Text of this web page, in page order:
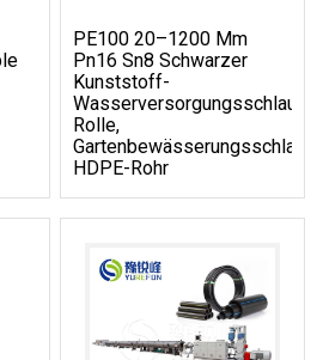
PE100 20–1200 Mm
Pn16 Sn8 Schwarzer
Kunststoff-
Wasserversorgungsschlauch,
Rolle,
HDPE-Rohr